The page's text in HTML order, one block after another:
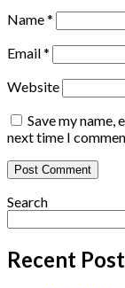
Name*
Email*
Website
Save my name,
next time I
Search
Recent